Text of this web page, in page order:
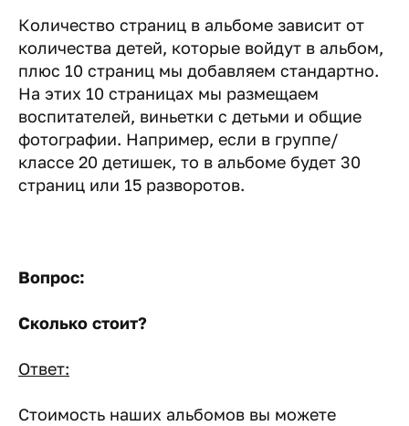
Количество страниц в альбоме зависит от
количества детей, которые войдут в альбом,
плюс 10 страниц мы добавляем стандартно.
На этих 10 страницах мы размещаем
воспитателей, виньетки с детьми и общие
фотографии. Например, если в группе/
классе 20 детишек, то в альбоме будет 30
страниц или 15 разворотов.
Вопрос:
Сколько стоит?
Ответ:
Стоимость наших альбомов вы можете